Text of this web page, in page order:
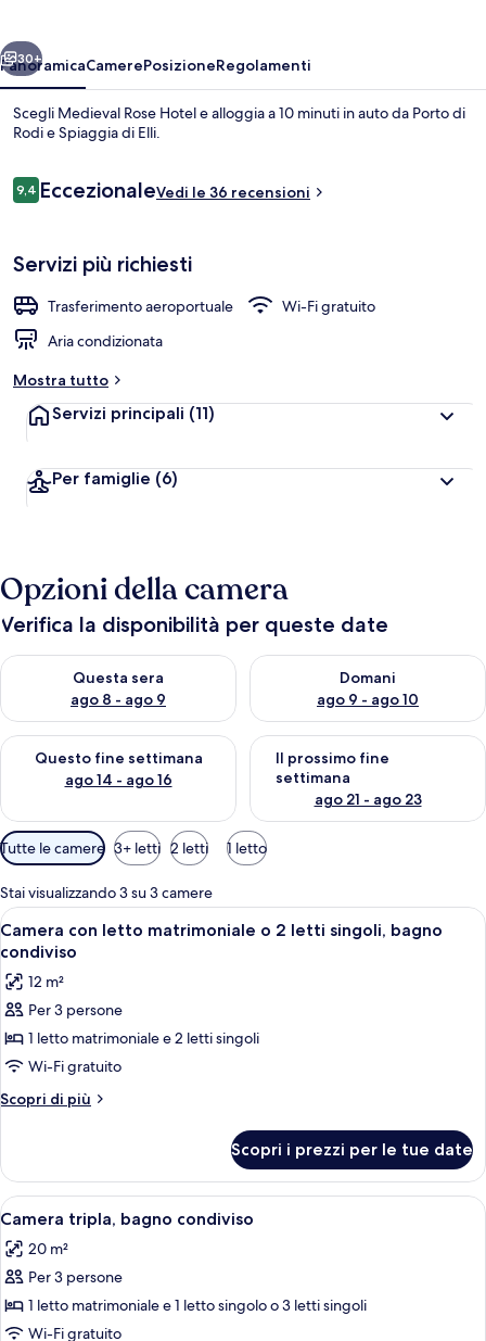
Camera con letto matrimoniale o 2
Avanti
30+
PanoramicaCamerePosizioneRegolamenti
Scegli Medieval Rose Hotel e alloggia a 10 minuti in auto da Porto di
Rodi e Spiaggia di Elli.
Recensioni
9,49,4 su 10
EccezionaleVedi le 36 recensioni
Servizi più richiesti
Trasferimento aeroportuale
Wi-Fi gratuito
Aria condizionata
Mostra tutto
Servizi principali (11)
Per famiglie (6)
Opzioni della camera
Verifica la disponibilità per queste date
Questa sera
ago 8 - ago 9
Verifica la disponibilità per questa sera, ago 8 - ago 9
Domani
ago 9 - ago 10
Verifica la disponibilità per
Questo fine settimana
ago 14 - ago 16
Verifica la disponibilità per questo fine settimana, ago 14 -
Il prossimo fine
settimana
ago 21 - ago 23
Verifica la disponibilità per il
Filtri
disponibili
per
le
camere
Tutte le camere 3+ letti 2 letti 1 letto
Stai visualizzando 3 su 3 camere
Apri
tutte
le
foto
per
Camera
con
letto
2
letti
singoli,
bagno
condiviso
Un letto rifatto con cura, coperto da
8
Camera con letto matrimoniale o 2 letti singoli, bagno
condiviso
12 m²
Per 3 persone
1 letto matrimoniale e 2 letti singoli
Wi-Fi gratuito
Scopri di più
Altri
con
letto
matrimoniale
2
letti
bagno
condiviso
Scopri i prezzi per le tue date
Apri
tutte
le
foto
per
Camera
Una stanza piccola e pulita con due
7
Camera tripla, bagno condiviso
20 m²
Per 3 persone
1 letto matrimoniale e 1 letto singolo o 3 letti singoli
Wi-Fi gratuito